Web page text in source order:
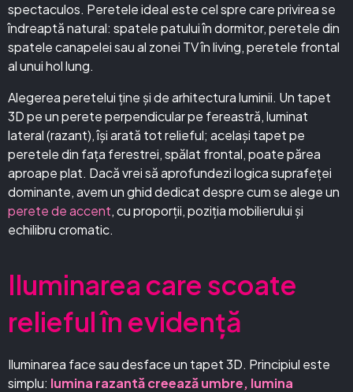
spectaculos. Peretele ideal este cel spre care privirea se
îndreaptă natural: spatele patului în dormitor, peretele din
spatele canapelei sau al zonei TV în living, peretele frontal
al unui hol lung.
Alegerea peretelui ține și de arhitectura luminii. Un tapet
3D pe un perete perpendicular pe fereastră, luminat
lateral (razant), își arată tot relieful; același tapet pe
peretele din fața ferestrei, spălat frontal, poate părea
aproape plat. Dacă vrei să aprofundezi logica suprafeței
dominante, avem un ghid dedicat despre cum se alege un
perete de accent, cu proporții, poziția mobilierului și
echilibru cromatic.
Iluminarea care scoate
relieful în evidență
Iluminarea face sau desface un tapet 3D. Principiul este
simplu: lumina razantă creează umbre, lumina